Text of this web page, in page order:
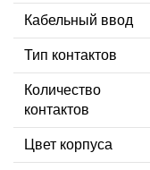
Кабельный ввод
Тип контактов
Количество
контактов
Цвет корпуса